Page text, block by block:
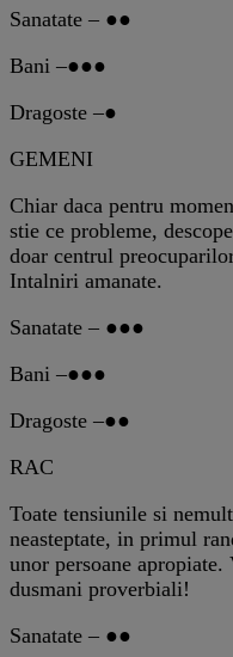
Sanatate – ●●
Bani –●●●
Dragoste –●
GEMENI
Chiar daca pentru
stie ce probleme,
doar centrul
Intalniri amanate.
Sanatate – ●●●
Bani –●●●
Dragoste –●●
RAC
Toate tensiunile si
neasteptate, in primul
unor persoane
dusmani proverbiali!
Sanatate – ●●